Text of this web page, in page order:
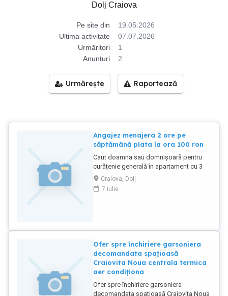
Dolj Craiova
Pe site din
19.05.2026
Ultima activitate
07.07.2026
Urmăritori
1
Anunțuri
2
Urmărește Raportează
Angajez menajera 2 ore pe
săptămână plata la ora 100 ron
Caut doamna sau domnișoară pentru
curățenie generală în apartament cu 3
camere plata la ora 100-150 Ron .aștept
mesajul tău.
Craiova, Dolj
7 iulie
Ofer spre închiriere garsoniera
decomandata spațioasă
Craiovita Noua centrala termica
aer condiționa
Ofer spre închiriere garsoniera
decomandata spațioasă Craiovita Noua